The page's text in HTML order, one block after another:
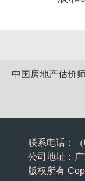
中国房地产估价
联系电话：
公司地址：
版权所有